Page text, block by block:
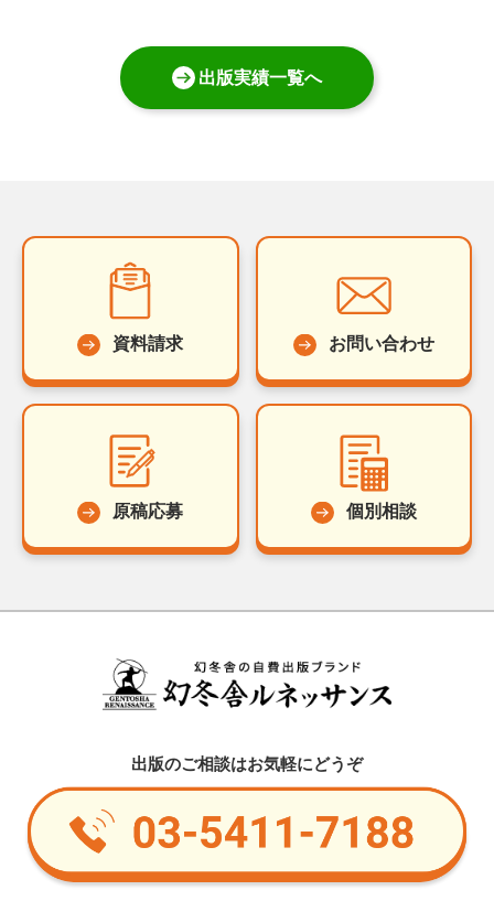
出版実績一覧へ
資料請求 お問い合わせ
原稿応募 個別相談
出版のご相談はお気軽にどうぞ